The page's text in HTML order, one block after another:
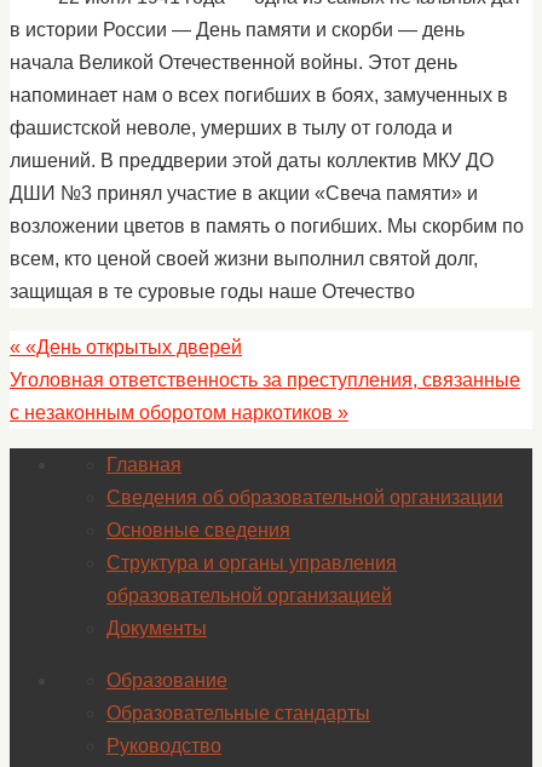
в истории России — День памяти и скорби — день
начала Великой Отечественной войны. Этот день
напоминает нам о всех погибших в боях, замученных в
фашистской неволе, умерших в тылу от голода и
лишений. В преддверии этой даты коллектив МКУ ДО
ДШИ №3 принял участие в акции «Свеча памяти» и
возложении цветов в память о погибших. Мы скорбим по
всем, кто ценой своей жизни выполнил святой долг,
защищая в те суровые годы наше Отечество
« «День открытых дверей
Уголовная ответственность за преступления, связанные
с незаконным оборотом наркотиков »
Главная
Сведения об образовательной организации
Основные сведения
Структура и органы управления
образовательной организацией
Документы
Образование
Образовательные стандарты
Руководство